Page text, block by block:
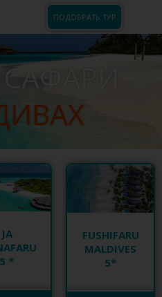
ПОДОБРАТЬ ТУР
JA
5 *
FUSHIFARU
MALDIVES
5*